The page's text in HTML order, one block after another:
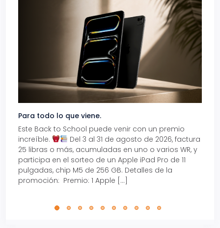
Para todo lo que viene.
Este Back to School puede venir con un premio
increíble.
Del 3 al 31 de agosto de 2026, factura
25 libras o más, acumuladas en uno o varios WR, y
participa en el sorteo de un Apple iPad Pro de 11
pulgadas, chip M5 de 256 GB. Detalles de la
promoción: Premio: 1 Apple […]